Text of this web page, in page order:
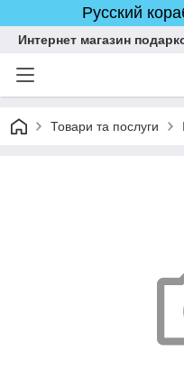
Русский
Интернет магазин
Товари та послуги